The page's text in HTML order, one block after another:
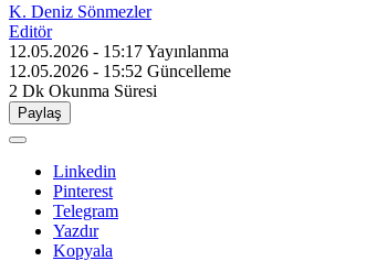
K. Deniz Sönmezler
Editör
12.05.2026 - 15:17Yayınlanma
12.05.2026 - 15:52 Güncelleme
2 Dk Okunma Süresi
Paylaş
Linkedin
Pinterest
Telegram
Yazdır
Kopyala